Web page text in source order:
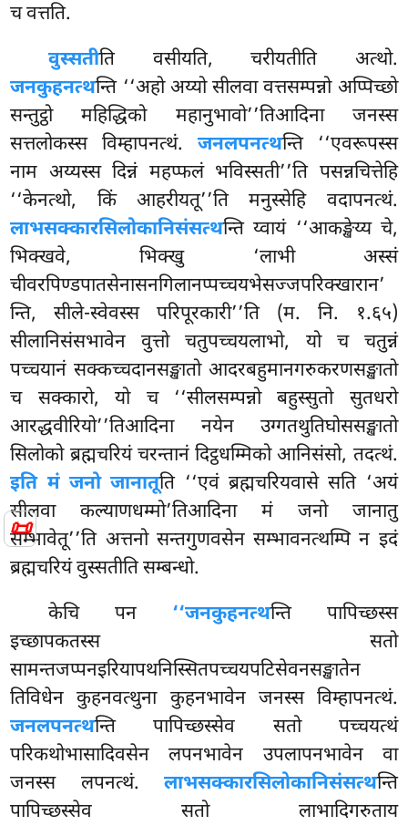
📜
च वत्तति.
वुस्सतीति वसीयति, चरीयतीति अत्थो.
जनकुहनत्थन्ति ‘‘अहो अय्यो सीलवा वत्तसम्पन्नो अप्पिच्छो
सन्तुट्ठो महिद्धिको महानुभावो’’तिआदिना जनस्स
सत्तलोकस्स विम्हापनत्थं. जनलपनत्थन्ति ‘‘एवरूपस्स
नाम अय्यस्स दिन्नं महप्फलं भविस्सती’’ति पसन्नचित्तेहि
‘‘केनत्थो, किं आहरीयतू’’ति मनुस्सेहि वदापनत्थं.
लाभसक्कारसिलोकानिसंसत्थन्ति य्वायं ‘‘आकङ्खेय्य चे,
भिक्खवे, भिक्खु ‘लाभी अस्सं
चीवरपिण्डपातसेनासनगिलानप्पच्चयभेसज्जपरिक्खारान’
न्ति, सीले-स्वेवस्स परिपूरकारी’’ति (म. नि. १.६५)
सीलानिसंसभावेन वुत्तो चतुपच्चयलाभो, यो च चतुन्नं
पच्चयानं सक्कच्चदानसङ्खातो आदरबहुमानगरुकरणसङ्खातो
च सक्कारो, यो च ‘‘सीलसम्पन्नो बहुस्सुतो सुतधरो
आरद्धवीरियो’’तिआदिना नयेन उग्गतथुतिघोससङ्खातो
सिलोको ब्रह्मचरियं चरन्तानं दिट्ठधम्मिको आनिसंसो, तदत्थं.
इति मं जनो जानातूति ‘‘एवं ब्रह्मचरियवासे सति ‘अयं
सीलवा कल्याणधम्मो’तिआदिना मं जनो जानातु
सम्भावेतू’’ति अत्तनो सन्तगुणवसेन सम्भावनत्थम्पि न इदं
ब्रह्मचरियं वुस्सतीति सम्बन्धो.
केचि पन ‘‘जनकुहनत्थन्ति पापिच्छस्स
इच्छापकतस्स सतो
सामन्तजप्पनइरियापथनिस्सितपच्चयपटिसेवनसङ्खातेन
तिविधेन कुहनवत्थुना कुहनभावेन जनस्स विम्हापनत्थं.
जनलपनत्थन्ति पापिच्छस्सेव सतो पच्चयत्थं
परिकथोभासादिवसेन लपनभावेन उपलापनभावेन वा
जनस्स लपनत्थं. लाभसक्कारसिलोकानिसंसत्थन्ति
पापिच्छस्सेव सतो लाभादिगरुताय